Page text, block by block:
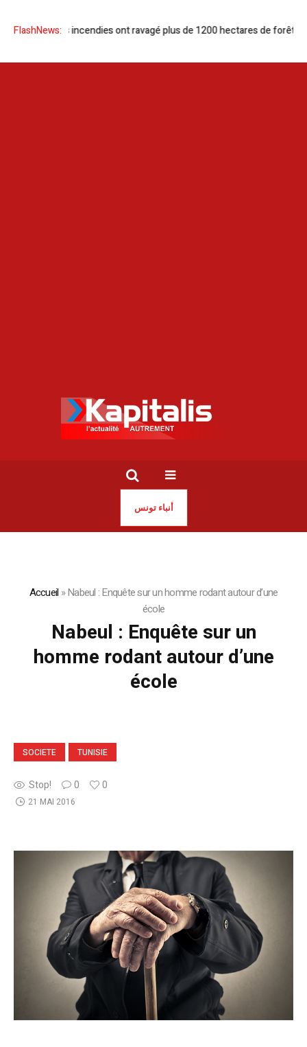
FlashNews:
2025, les incendies ont ravagé plus de 1200 hectares de forêts !
أنباء تونس
Accueil »Nabeul : Enquête sur un homme rodant autour d’une
école
Nabeul : Enquête sur un
homme rodant autour d’une
école
SOCIETE TUNISIE
Stop! 0 0
21 MAI 2016